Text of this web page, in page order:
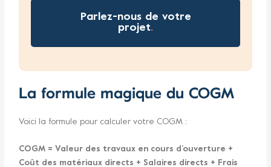
Parlez-nous de votre
projet.
La formule magique du COGM
Voici la formule pour calculer votre COGM :
COGM = Valeur des travaux en cours d’ouverture +
Coût des matériaux directs + Salaires directs + Frais